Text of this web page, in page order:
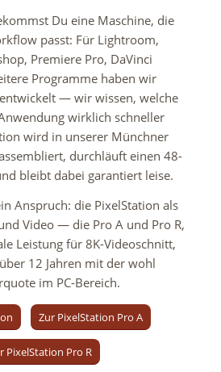
Du eine Maschine, die
passt: Für Lightroom,
Premiere Pro, DaVinci
Programme haben wir
— wir wissen, welche
wirklich schneller
wird in unserer Münchner
durchläuft einen 48-
bleibt dabei garantiert leise.
Anspruch: die PixelStation als
Video — die Pro A und Pro R,
Leistung für 8K-Videoschnitt,
12 Jahren mit der wohl
im PC-Bereich.
Zur PixelStation Pro A
PixelStation Pro R